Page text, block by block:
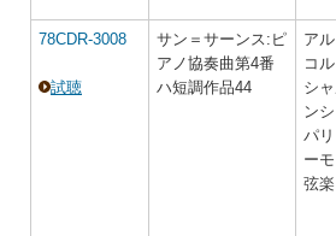
78CDR-3008
試聴
サン＝サーンス:ピ
アノ協奏曲第4番
ハ短調作品44
ア
コ
シ
ン
パ
ー
弦